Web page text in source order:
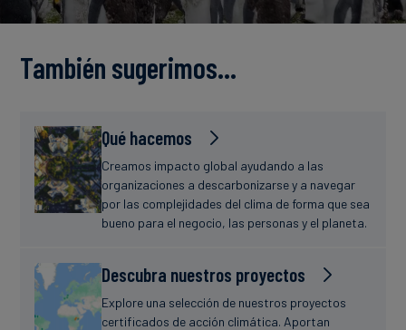
Finanzas
estudio
Noticias
También sugerimos…
Qué hacemos
Creamos impacto global ayudando a las
organizaciones a descarbonizarse y a navegar
por las complejidades del clima de forma que sea
bueno para el negocio, las personas y el planeta.
Descubra nuestros proyectos
Explore una selección de nuestros proyectos
certificados de acción climática. Aportan